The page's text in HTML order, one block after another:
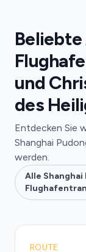
und
des
Entdecken Sie
Shanghai
werden.
Alle
ROUTE